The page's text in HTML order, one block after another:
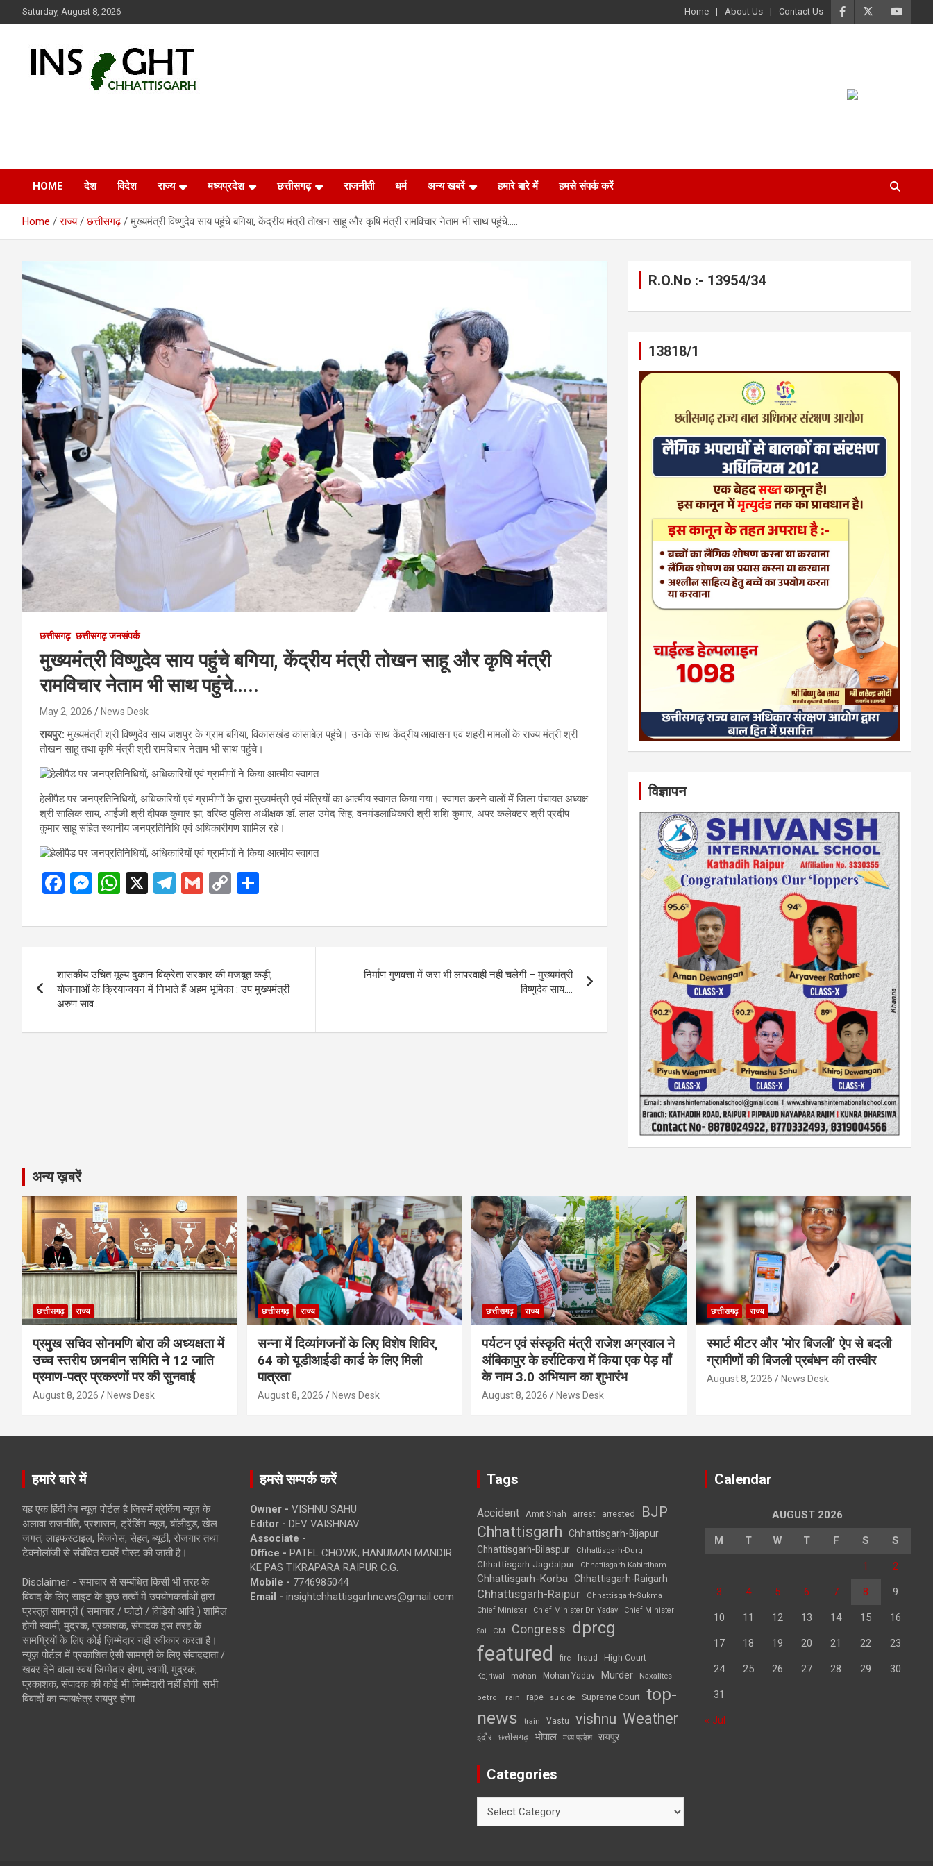
to
Saturday, August 8, 2026 Home About Us Contact Us
HOME देश विदेश राज्य मध्यप्रदेश छत्तीसगढ़ राजनीती धर्म अन्य खबरें हमारे बारे में हमसे संपर्क करें
Home राज्य छत्तीसगढ़ मुख्यमंत्री विष्णुदेव साय पहुंचे बगिया, केंद्रीय मंत्री तोखन साहू और कृषि मंत्री रामविचार नेताम भी साथ पहुंचे…..
छत्तीसगढ़ छत्तीसगढ़ जनसंपर्क
मुख्यमंत्री विष्णुदेव साय पहुंचे बगिया, केंद्रीय मंत्री तोखन साहू और कृषि मंत्री
रामविचार नेताम भी साथ पहुंचे…..
May 2, 2026 News Desk
रायपुर: मुख्यमंत्री श्री विष्णुदेव साय जशपुर के ग्राम बगिया, विकासखंड कांसाबेल पहुंचे। उनके साथ केंद्रीय आवासन एवं शहरी मामलों के राज्य मंत्री श्री
तोखन साहू तथा कृषि मंत्री श्री रामविचार नेताम भी साथ पहुंचे।
हेलीपैड पर जनप्रतिनिधियों, अधिकारियों एवं ग्रामीणों के द्वारा मुख्यमंत्री एवं मंत्रियों का आत्मीय स्वागत किया गया। स्वागत करने वालों में जिला पंचायत अध्यक्ष
श्री सालिक साय, आईजी श्री दीपक कुमार झा, वरिष्ठ पुलिस अधीक्षक डॉ. लाल उमेद सिंह, वनमंडलाधिकारी श्री शशि कुमार, अपर कलेक्टर श्री प्रदीप
कुमार साहू सहित स्थानीय जनप्रतिनिधि एवं अधिकारीगण शामिल रहे।
F
ce
o
o
k
M
se
g
er
W
at
A
p
X
T
e
a
m
G
ail
C
py
n
k
ar
navigation
शासकीय उचित मूल्य दुकान विक्रेता सरकार की मजबूत कड़ी,
योजनाओं के क्रियान्वयन में निभाते हैं अहम भूमिका : उप मुख्यमंत्री
अरुण साव…..
निर्माण गुणवत्ता में जरा भी लापरवाही नहीं चलेगी – मुख्यमंत्री
विष्णुदेव साय….
R.O.No :- 13954/34
13818/1
विज्ञापन
अन्य ख़बरें
छत्तीसगढ़ राज्य
प्रमुख सचिव सोनमणि बोरा की अध्यक्षता में
उच्च स्तरीय छानबीन समिति ने 12 जाति
प्रमाण-पत्र प्रकरणों पर की सुनवाई
August 8, 2026 News Desk
छत्तीसगढ़ राज्य
सन्ना में दिव्यांगजनों के लिए विशेष शिविर,
64 को यूडीआईडी कार्ड के लिए मिली
पात्रता
August 8, 2026 News Desk
छत्तीसगढ़ राज्य
पर्यटन एवं संस्कृति मंत्री राजेश अग्रवाल ने
अंबिकापुर के हर्राटिकरा में किया एक पेड़ माँ
के नाम 3.0 अभियान का शुभारंभ
August 8, 2026 News Desk
छत्तीसगढ़ राज्य
स्मार्ट मीटर और ‘मोर बिजली’ ऐप से बदली
ग्रामीणों की बिजली प्रबंधन की तस्वीर
August 8, 2026 News Desk
हमारे बारे में
यह एक हिंदी वेब न्यूज़ पोर्टल है जिसमें ब्रेकिंग न्यूज़ के
अलावा राजनीति, प्रशासन, ट्रेंडिंग न्यूज, बॉलीवुड, खेल
जगत, लाइफस्टाइल, बिजनेस, सेहत, ब्यूटी, रोजगार तथा
टेक्नोलॉजी से संबंधित खबरें पोस्ट की जाती है।
Disclaimer - समाचार से सम्बंधित किसी भी तरह के
विवाद के लिए साइट के कुछ तत्वों में उपयोगकर्ताओं द्वारा
प्रस्तुत सामग्री ( समाचार / फोटो / विडियो आदि ) शामिल
होगी स्वामी, मुद्रक, प्रकाशक, संपादक इस तरह के
सामग्रियों के लिए कोई ज़िम्मेदार नहीं स्वीकार करता है।
न्यूज़ पोर्टल में प्रकाशित ऐसी सामग्री के लिए संवाददाता /
खबर देने वाला स्वयं जिम्मेदार होगा, स्वामी, मुद्रक,
प्रकाशक, संपादक की कोई भी जिम्मेदारी नहीं होगी. सभी
विवादों का न्यायक्षेत्र रायपुर होगा
हमसे सम्पर्क करें
Owner - VISHNU SAHU
Editor - DEV VAISHNAV
Associate -
Office - PATEL CHOWK, HANUMAN MANDIR
KE PAS TIKRAPARA RAIPUR C.G.
Mobile - 7746985044
Email - insightchhattisgarhnews@gmail.com
Tags
Accident Amit Shah arrest arrested BJP
Chhattisgarh
Chhattisgarh-Bijapur
Chhattisgarh-Bilaspur
Chhattisgarh-Durg
Chhattisgarh-Jagdalpur Chhattisgarh-Kabirdham
Chhattisgarh-Korba Chhattisgarh-Raigarh
Chhattisgarh-Raipur
Chhattisgarh-Sukma
Chief Minister
Chief Minister Dr. Yadav Chief Minister
Sai CM Congress dprcg
featured fire fraud High Court
Kejriwal mohan Mohan Yadav Murder Naxalites
petrol rain rape suicide Supreme Court top-
news
train Vastu vishnu Weather
इंदौर छत्तीसगढ़ भोपाल मध्य प्रदेश रायपुर
Categories
Calendar
AUGUST 2026
M T W T F S S
1 2
3 4 5 6 7 8 9
10 11 12 13 14 15 16
17 18 19 20 21 22 23
24 25 26 27 28 29 30
31
« Jul